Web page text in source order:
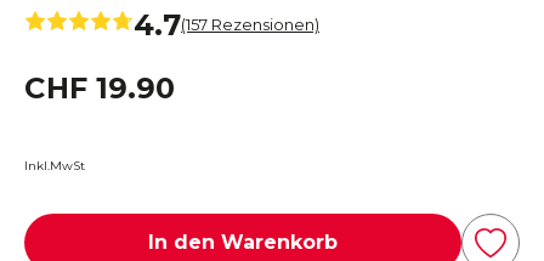
4.7(157 Rezensionen)
CHF 19.90
Inkl.MwSt
In den Warenkorb